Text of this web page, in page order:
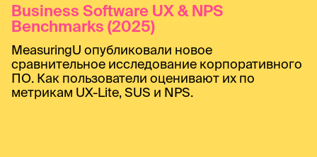
Business Software UX & NPS
Benchmarks (2025)
MeasuringU опубликовали новое
сравнительное исследование корпоративного
ПО. Как пользователи оценивают их по
метрикам UX-Lite, SUS и NPS.